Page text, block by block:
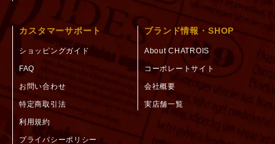
カスタマーサポート
ショッピングガイド
FAQ
お問い合わせ
特定商取引法
利用規約
プライバシーポリシー
ブランド情報・SHOP
About CHATROIS
コーポレートサイト
会社概要
実店舗一覧